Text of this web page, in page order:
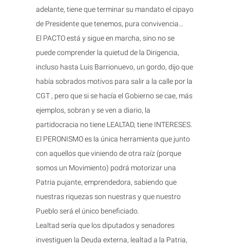
adelante, tiene que terminar su mandato el cipayo
de Presidente que tenemos, pura convivencia…
El PACTO está y sigue en marcha, sino no se
puede comprender la quietud de la Dirigencia,
incluso hasta Luis Barrionuevo, un gordo, dijo que
había sobrados motivos para salir a la calle por la
CGT , pero que si se hacía el Gobierno se cae, más
ejemplos, sobran y se ven a diario, la
partidocracia no tiene LEALTAD, tiene INTERESES.
El PERONISMO es la única herramienta que junto
con aquellos que viniendo de otra raíz (porque
somos un Movimiento) podrá motorizar una
Patria pujante, emprendedora, sabiendo que
nuestras riquezas son nuestras y que nuestro
Pueblo será el único beneficiado.
Lealtad sería que los diputados y senadores
investiguen la Deuda externa, lealtad a la Patria,